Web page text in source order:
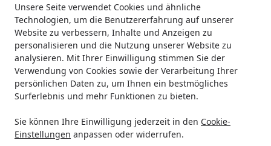
Unsere Seite verwendet Cookies und ähnliche
Technologien, um die Benutzererfahrung auf unserer
Website zu verbessern, Inhalte und Anzeigen zu
personalisieren und die Nutzung unserer Website zu
analysieren. Mit Ihrer Einwilligung stimmen Sie der
Verwendung von Cookies sowie der Verarbeitung Ihrer
persönlichen Daten zu, um Ihnen ein bestmögliches
Surferlebnis und mehr Funktionen zu bieten.
Sie können Ihre Einwilligung jederzeit in den Cookie-
Einstellungen anpassen oder widerrufen.
Suchen